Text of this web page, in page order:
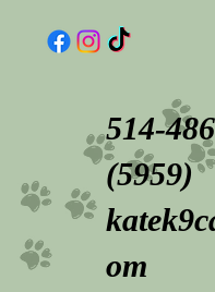
514-
(5959)
om